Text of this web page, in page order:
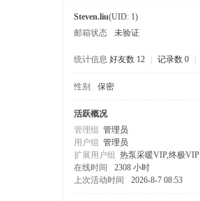
Steven.liu(UID: 1)
邮箱状态
未验证
统计信息 好友数 12 记录数 0
性别 保密
活跃概况
管理组 管理员
用户组 管理员
扩展用户组 热泵采暖VIP,终极VIP
在线时间
2308 小时
上次活动时间
2026-8-7 08:53